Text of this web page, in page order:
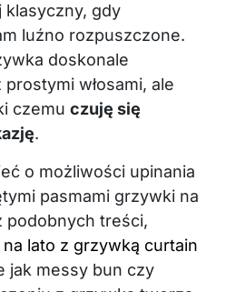
klasyczny, gdy
luźno rozpuszczone.
doskonale
włosami, ale
czemu czuję się
.
o możliwości upinania
pasmami grzywki na
podobnych treści,
lato z grzywką curtain
jak messy bun czy